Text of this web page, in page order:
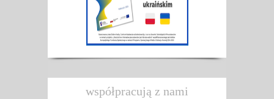
współpracują z nami